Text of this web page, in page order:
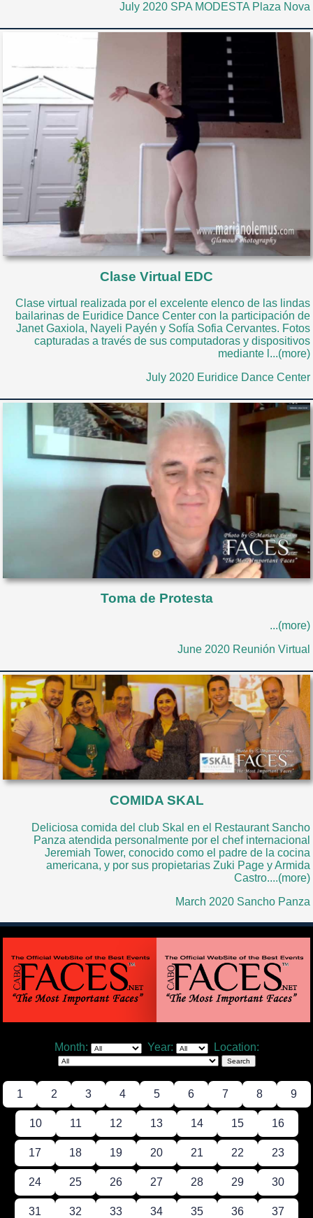
July 2020 SPA MODESTA Plaza Nova
Clase Virtual EDC
Clase virtual realizada por el excelente elenco de las lindas
bailarinas de Euridice Dance Center con la participación de
Janet Gaxiola, Nayeli Payén y Sofía Sofia Cervantes. Fotos
capturadas a través de sus computadoras y dispositivos
mediante l...(more)
July 2020 Euridice Dance Center
Toma de Protesta
...(more)
June 2020 Reunión Virtual
COMIDA SKAL
Deliciosa comida del club Skal en el Restaurant Sancho
Panza atendida personalmente por el chef internacional
Jeremiah Tower, conocido como el padre de la cocina
americana, y por sus propietarias Zuki Page y Armida
Castro....(more)
March 2020 Sancho Panza
Month: Year: Location:
1 2 3 4 5 6 7 8 9
10 11 12 13 14 15 16
17 18 19 20 21 22 23
24 25 26 27 28 29 30
31 32 33 34 35 36 37